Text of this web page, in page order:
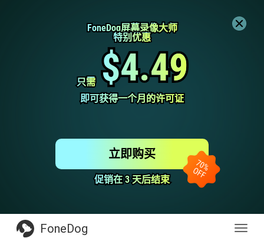
FoneDog屏幕录像大师
FoneDog屏幕录像大师
特别优惠
特别优惠
只需
只需 $4.49
$4.49
即可获得一个月的许可证
即可获得一个月的许可证
促销在 3 天后结束
促销在 3 天后结束
立即购买
FoneDog